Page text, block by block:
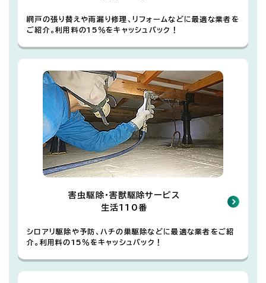
網戸の張り替えや雨漏り修理、リフォームなどに最適な業者を
ご紹介。利用料の15％をキャッシュバック！
害虫駆除・害獣駆除サービス
生活110番
シロアリ駆除や予防、ハチの巣駆除などに最適な業者をご紹
介。利用料の15％をキャッシュバック！